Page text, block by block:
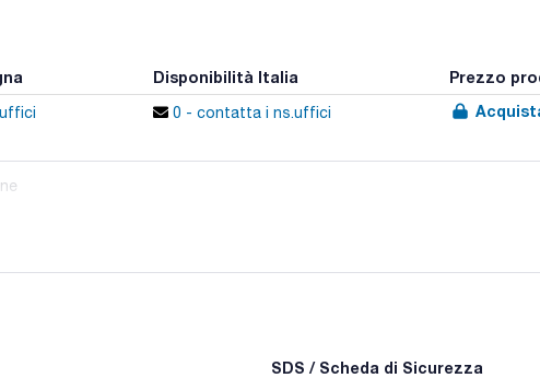
Disponibilità Italia Prezzo
0 - contatta i ns.uffici
SDS / Scheda di Sicurezza